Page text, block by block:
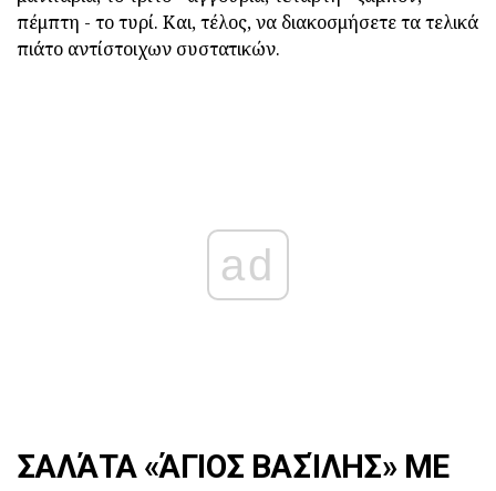
πέμπτη - το τυρί. Και, τέλος, να διακοσμήσετε τα τελικά
πιάτο αντίστοιχων συστατικών.
ad
ΣΑΛΆΤΑ «ΆΓΙΟΣ ΒΑΣΊΛΗΣ» ΜΕ